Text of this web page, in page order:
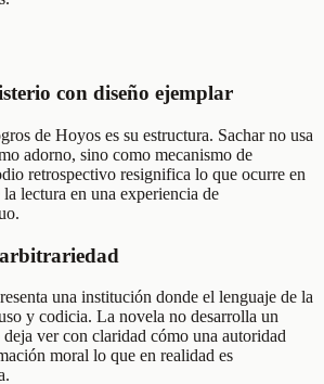
con diseño ejemplar
de Hoyos es su estructura. Sachar no usa
adorno, sino como mecanismo de
retrospectivo resignifica lo que ocurre en
lectura en una experiencia de
una institución donde el lenguaje de la
y codicia. La novela no desarrolla un
deja ver con claridad cómo una autoridad
moral lo que en realidad es